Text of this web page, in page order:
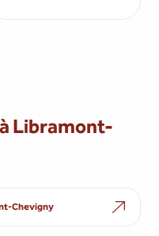
Libramont-
Chevigny